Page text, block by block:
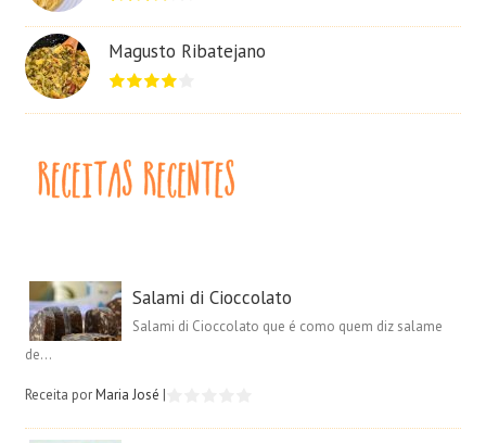
Magusto Ribatejano
Salami di Cioccolato
Salami di Cioccolato que é como quem diz salame
de...
Receita porMaria José |